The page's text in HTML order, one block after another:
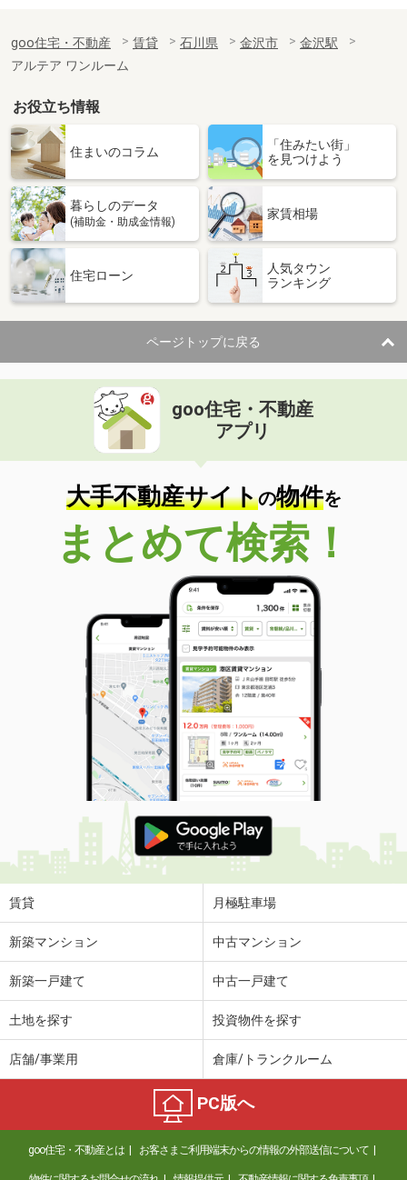
goo住宅・不動産 賃貸 石川県 金沢市
金沢駅
アルテア ワンルーム
お役立ち情報
住まいのコラム
「住みたい街」
を見つけよう
暮らしのデータ
(補助金・助成金情報)
家賃相場
住宅ローン
人気タウン
ランキング
ページトップに戻る
goo住宅・不動産
アプリ
大手不動産サイトの物件を
まとめて検索！
賃貸 月極駐車場
新築マンション 中古マンション
新築一戸建て 中古一戸建て
土地を探す 投資物件を探す
店舗/事業用 倉庫/トランクルーム
PC版へ
goo住宅・不動産とは お客さまご利用端末からの情報の外部送信について